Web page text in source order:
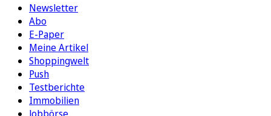
Newsletter
Abo
E-Paper
Meine Artikel
Shoppingwelt
Push
Testberichte
Immobilien